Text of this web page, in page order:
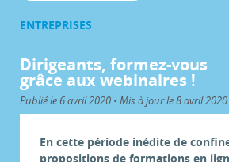
ENTREPRISES
Dirigeants, formez-vous
grâce aux webinaires !
Publié le 6 avril 2020 • Mis à jour le 8 avril 2020
En cette période inédite de
propositions de formations en